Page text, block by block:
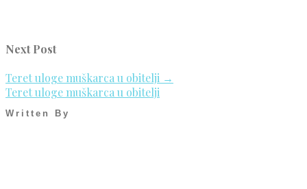
Next Post
Teret uloge muškarca u obitelji →
Teret uloge muškarca u obitelji
Written By